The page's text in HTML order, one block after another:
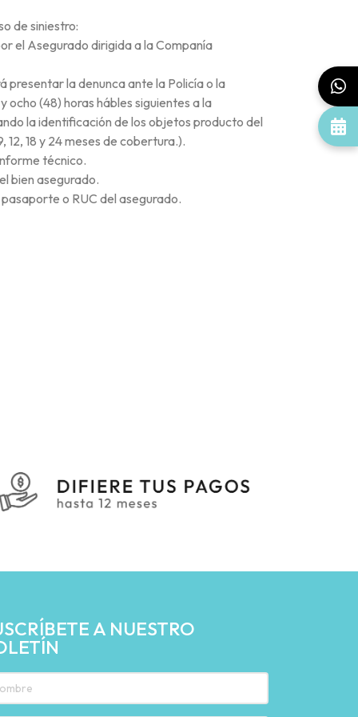
de siniestro:
el Asegurado dirigida a la Companía
presentar la denunca ante la Policía o la
ocho (48) horas hábles siguientes a la
la identificación de los objetos producto del
18 y 24 meses de cobertura.).
técnico.
bien asegurado.
o RUC del asegurado.
A NUESTRO